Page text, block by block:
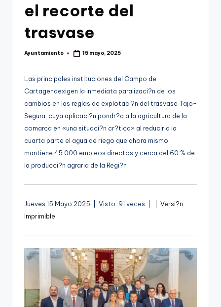
el recorte del
trasvase
Publicado
Ayuntamiento 15 mayo, 2025
Las principales instituciones del Campo de
Cartagenaexigen la inmediata paralizaci?n de los
cambios en las reglas de explotaci?n del trasvase Tajo-
Segura, cuya aplicaci?n pondr?a a la agricultura de la
comarca en «una situaci?n cr?tica» al reducir a la
cuarta parte el agua de riego que ahora mismo
mantiene 45.000 empleos directos y cerca del 60 % de
la producci?n agraria de la Regi?n
Jueves 15 Mayo 2025 | Visto: 91 veces |
o
Versi?n
Imprimible